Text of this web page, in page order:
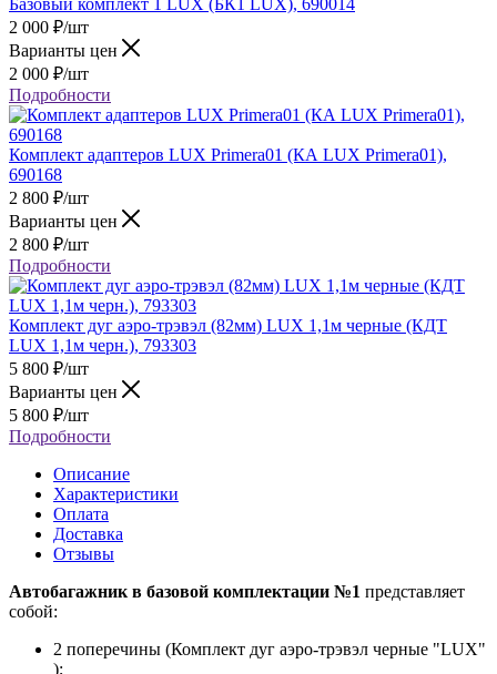
2 000 ₽/шт
Варианты цен
2 000 ₽/шт
Подробности
Комплект адаптеров LUX Primera01 (КА LUX Primera01),
690168
2 800 ₽/шт
Варианты цен
2 800 ₽/шт
Подробности
Комплект дуг аэро-трэвэл (82мм) LUX 1,1м черные (КДТ
LUX 1,1м черн.), 793303
5 800 ₽/шт
Варианты цен
5 800 ₽/шт
Подробности
Описание
Характеристики
Оплата
Доставка
Отзывы
Автобагажник в базовой комплектации №1 представляет
собой:
2 поперечины (Комплект дуг аэро-трэвэл черные "LUX"
);